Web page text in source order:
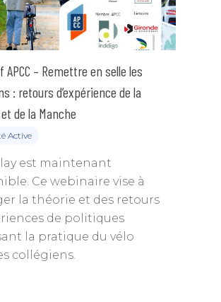
APCC – Remettre en selle les
: retours d’expérience de la
de la Manche
Active
est maintenant
Ce webinaire vise à
la théorie et des retours
de politiques
la pratique du vélo
collégiens.